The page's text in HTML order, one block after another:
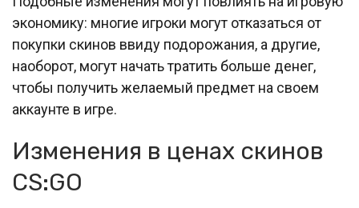
экономику: многие игроки могут отказаться от
покупки скинов ввиду подорожания, а другие,
наоборот, могут начать тратить больше денег,
чтобы получить желаемый предмет на своем
аккаунте в игре.
Изменения в ценах скинов
CS:GO